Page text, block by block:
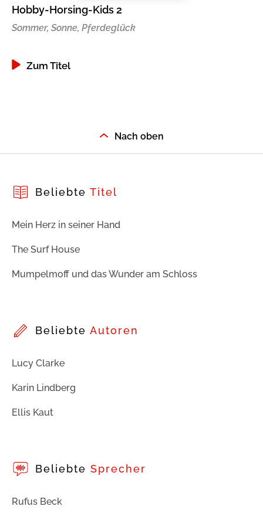
Hobby-Horsing-Kids 2
Sommer, Sonne, Pferdeglück
Zum Titel
Nach oben
Beliebte Titel
Mein Herz in seiner Hand
The Surf House
Mumpelmoff und das Wunder am Schloss
Beliebte Autoren
Lucy Clarke
Karin Lindberg
Ellis Kaut
Beliebte Sprecher
Rufus Beck